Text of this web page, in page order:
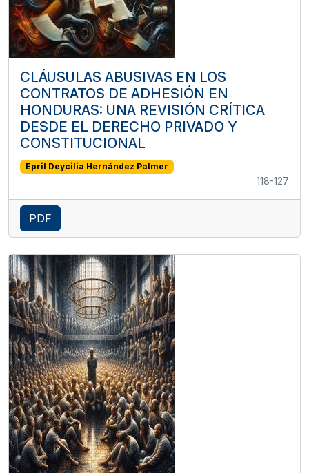
CLÁUSULAS ABUSIVAS EN LOS
CONTRATOS DE ADHESIÓN EN
HONDURAS: UNA REVISIÓN CRÍTICA
DESDE EL DERECHO PRIVADO Y
CONSTITUCIONAL
Epril Deycilia Hernández Palmer
118-127
PDF